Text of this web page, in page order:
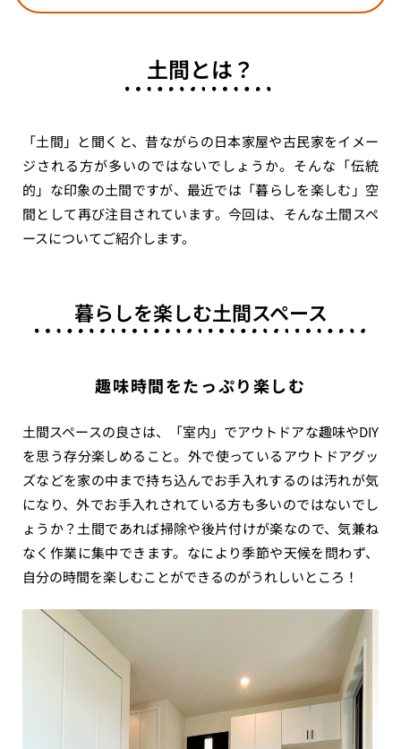
土間とは？
「土間」と聞くと、昔ながらの日本家屋や古民家をイメー
ジされる方が多いのではないでしょうか。そんな「伝統
的」な印象の土間ですが、最近では「暮らしを楽しむ」空
間として再び注目されています。今回は、そんな土間スペ
ースについてご紹介します。
暮らしを楽しむ土間スペース
趣味時間をたっぷり楽しむ
土間スペースの良さは、「室内」でアウトドアな趣味やDIY
を思う存分楽しめること。外で使っているアウトドアグッ
ズなどを家の中まで持ち込んでお手入れするのは汚れが気
になり、外でお手入れされている方も多いのではないでし
ょうか？土間であれば掃除や後片付けが楽なので、気兼ね
なく作業に集中できます。なにより季節や天候を問わず、
自分の時間を楽しむことができるのがうれしいところ！